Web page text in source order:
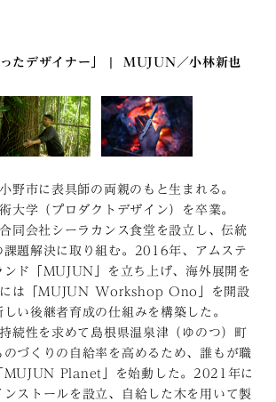
たデザイナー」 | MUJUN／小林新也
野市に表具師の両親のもと生まれる。
大学（プロダクトデザイン）を卒業。
同会社シーラカンス食堂を設立し、伝統
課題解決に取り組む。2016年、アムステ
ンド「MUJUN」を立ち上げ、海外展開を
は「MUJUN Workshop Ono」を開設
しい後継者育成の仕組みを構築した。
続性を求めて島根県温泉津（ゆのつ）町
のづくりの自給率を高めるため、誰もが職
MUJUN Planet」を始動した。2021年に
ンストールを設立、自給した木を用いて製